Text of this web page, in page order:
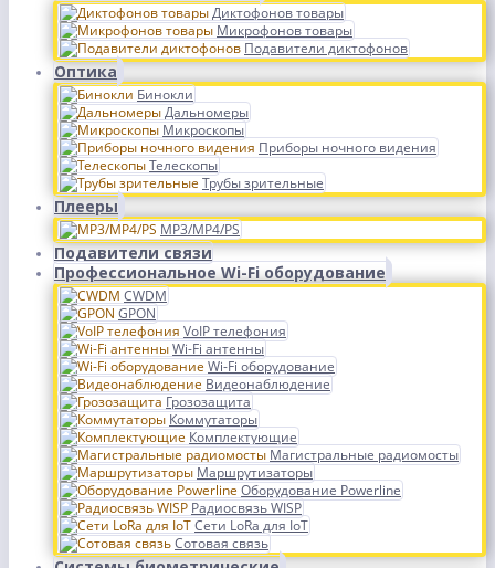
Диктофонов товары
Микрофонов товары
Подавители диктофонов
Оптика
Бинокли
Дальномеры
Микроскопы
Приборы ночного видения
Телескопы
Трубы зрительные
Плееры
MP3/MP4/PS
Подавители связи
Профессиональное Wi-Fi оборудование
CWDM
GPON
VoIP телефония
Wi-Fi антенны
Wi-Fi оборудование
Видеонаблюдение
Грозозащита
Коммутаторы
Комплектующие
Магистральные радиомосты
Маршрутизаторы
Оборудование Powerline
Радиосвязь WISP
Сети LoRa для IoT
Сотовая связь